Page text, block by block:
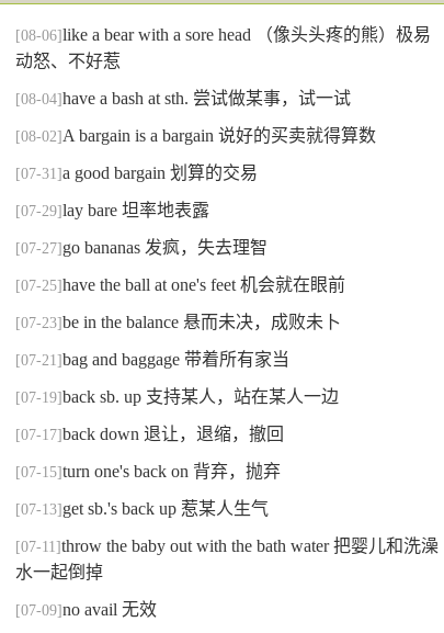
[08-06]like a bear with a sore head （像头头疼的熊）极易
动怒、不好惹
[08-04]have a bash at sth. 尝试做某事，试一试
[08-02] A bargain is a bargain 说好的买卖就得算数
[07-31]a good bargain 划算的交易
[07-29]lay bare 坦率地表露
[07-27] go bananas 发疯，失去理智
[07-25]have the ball at one's feet 机会就在眼前
[07-23]be in the balance 悬而未决，成败未卜
[07-21]bag and baggage 带着所有家当
[07-19]back sb. up 支持某人，站在某人一边
[07-17]back down 退让，退缩，撤回
[07-15]turn one's back on 背弃，抛弃
[07-13] get sb.'s back up 惹某人生气
[07-11]throw the baby out with the bath water 把婴儿和洗澡
水一起倒掉
[07-09]no avail 无效